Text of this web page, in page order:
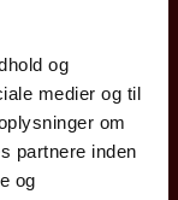
og
medier og til
om
partnere inden
og